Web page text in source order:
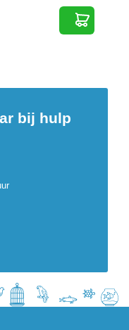
bij hulp